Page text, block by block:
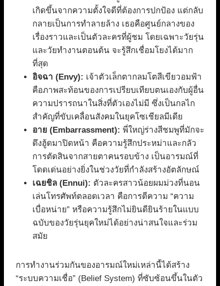
เกิดขึ้นจากความตั้งใจดีที่ต้องการปกป้อง แต่กลับ
กลายเป็นการทำลายล้าง เธอคือศูนย์กลางของ
เรื่องราวและเป็นตัวละครที่ผู้ชม โดยเฉพาะวัยรุ่น
และวัยทำงานตอนต้น จะรู้สึกเชื่อมโยงได้มาก
ที่สุด
อิจฉา (Envy): เจ้าตัวเล็กตากลมโตสีเขียวอมฟ้า
คือภาพสะท้อนของการเปรียบเทียบตนเองกับผู้อื่น
ความปรารถนาในสิ่งที่ตัวเองไม่มี ซึ่งเป็นกลไก
สำคัญที่ขับเคลื่อนสังคมในยุคโซเชียลมีเดีย
อาย (Embarrassment): พี่ใหญ่ร่างสีชมพูที่มักจะ
ดึงฮู้ดมาปิดหน้า คือความรู้สึกประหม่าและกลัว
การตัดสินจากสายตาคนรอบข้าง เป็นอารมณ์ที่
โดดเด่นอย่างยิ่งในช่วงวัยที่กำลังสร้างอัตลักษณ์
เฉยชิล (Ennui): ตัวละครสาวน้อยผมม่วงที่นอน
เล่นโทรศัพท์ตลอดเวลา คือการตีความ “ความ
เบื่อหน่าย” หรือความรู้สึกไม่ยินดียินร้ายในแบบ
ฉบับของวัยรุ่นยุคใหม่ได้อย่างน่าสนใจและร่วม
สมัย
การทำงานร่วมกันของอารมณ์ใหม่เหล่านี้ได้สร้าง
“ระบบความเชื่อ” (Belief System) ที่ซับซ้อนขึ้นในตัว